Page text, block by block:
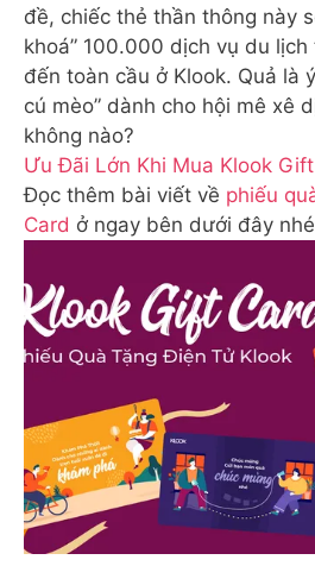
đề, chiếc thẻ thần thông này
khoá” 100.000 dịch vụ du
đến toàn cầu ở Klook. Quả là
cú mèo” dành cho hội mê xê
không nào?
Ưu Đãi Lớn Khi Mua Klook
Đọc thêm bài viết về phiếu
Card ở ngay bên dưới đây